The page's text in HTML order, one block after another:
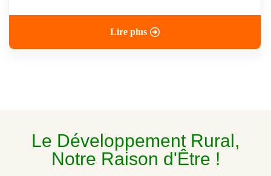
Lire plus
Le Développement Rural,
Notre Raison d'Être !